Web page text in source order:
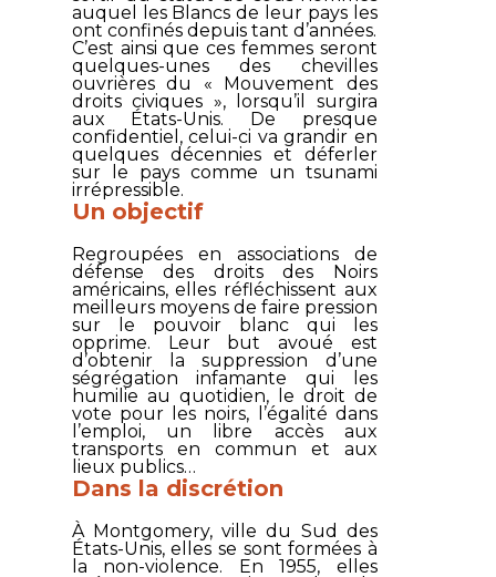
auquel les Blancs de leur pays les
ont confinés depuis tant d’années.
C’est ainsi que ces femmes seront
quelques-unes des chevilles
ouvrières du « Mouvement des
droits civiques », lorsqu’il surgira
aux États-Unis. De presque
confidentiel, celui-ci va grandir en
quelques décennies et déferler
sur le pays comme un tsunami
irrépressible.
Un objectif
Regroupées en associations de
défense des droits des Noirs
américains, elles réfléchissent aux
meilleurs moyens de faire pression
sur le pouvoir blanc qui les
opprime. Leur but avoué est
d’obtenir la suppression d’une
ségrégation infamante qui les
humilie au quotidien, le droit de
vote pour les noirs, l’égalité dans
l’emploi, un libre accès aux
transports en commun et aux
lieux publics…
Dans la discrétion
À Montgomery, ville du Sud des
États-Unis, elles se sont formées à
la non-violence. En 1955, elles